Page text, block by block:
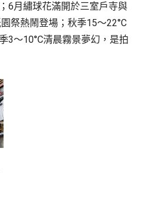
6月繡球花滿開於三室戶寺與
祭熱鬧登場；秋季15～22°C
3～10°C清晨霧景夢幻，是拍